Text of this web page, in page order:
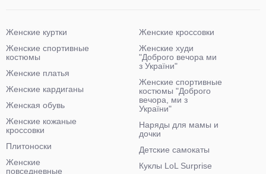
Женские куртки
Женские спортивные
костюмы
Женские платья
Женские кардиганы
Женская обувь
Женские кожаные
кроссовки
Плитоноски
Женские
повседневные
Женские кроссовки
Женские худи
"Доброго вечора ми
з України"
Женские спортивные
костюмы "Доброго
вечора, ми з
України"
Наряды для мамы и
дочки
Детские самокаты
Куклы LoL Surprise